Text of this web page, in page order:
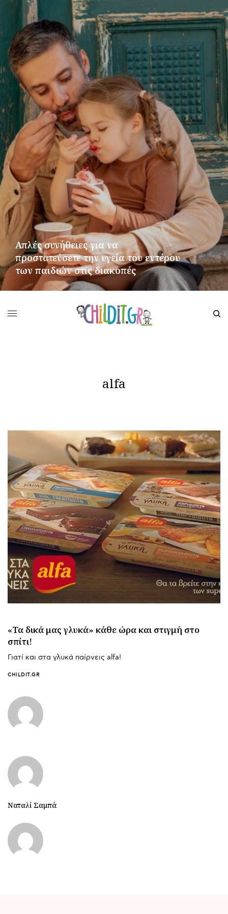
Απλές συνήθειες για να
προστατεύσετε την υγεία του εντέρου
των παιδιών στις διακοπές
alfa
«Τα δικά μας γλυκά» κάθε ώρα και στιγμή στο
σπίτι!
Γιατί και στα γλυκά παίρνεις alfa!
CHILDIT.GR
Ναταλί Σαμπά